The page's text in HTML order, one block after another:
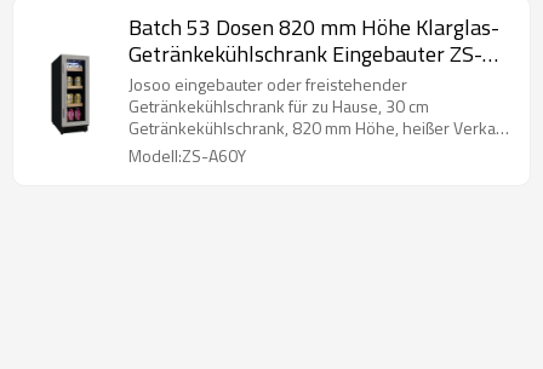
Batch 53 Dosen 820 mm Höhe Klarglas-
Getränkekühlschrank Eingebauter ZS-
A60Y für die Getränkeaufbewahrung mit
Drahtregal-SS-Tür
Josoo eingebauter oder freistehender
Getränkekühlschrank für zu Hause, 30 cm
Getränkekühlschrank, 820 mm Höhe, heißer Verkauf
in Europa
Modell:ZS-A60Y